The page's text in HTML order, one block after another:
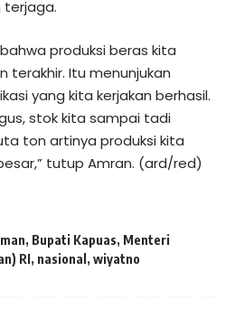
terjaga.
produksi beras kita
terakhir. Itu menunjukan
yang kita kerjakan berhasil.
stok kita sampai tadi
ton artinya produksi kita
tutup Amran. (ard/red)
, Bupati Kapuas, Menteri
RI, nasional , wiyatno